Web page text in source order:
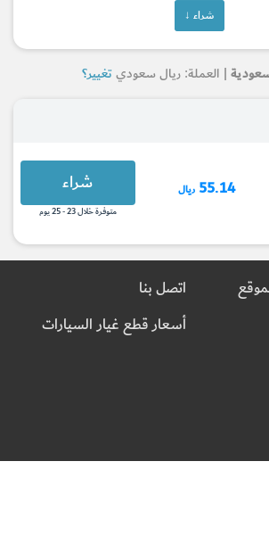
شراء ↓
| العملة: ريال سعوديتغيير؟
55.14 ريال شراء
متوفرة خلال 23 - 25 يوم
اتصل بنا
أسعار قطع غيار السيارات